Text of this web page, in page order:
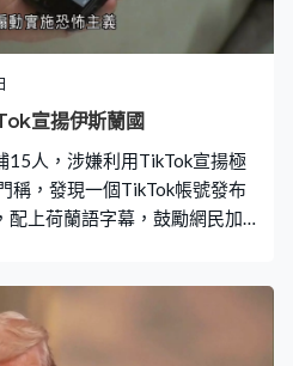
宣揚伊斯蘭國
15人，涉嫌利用TikTok宣揚極
稱，發現一個TikTok帳號發布
配上荷蘭語字幕，鼓勵網民加
蘭公民。他們被控煽動實施
與恐怖組織。